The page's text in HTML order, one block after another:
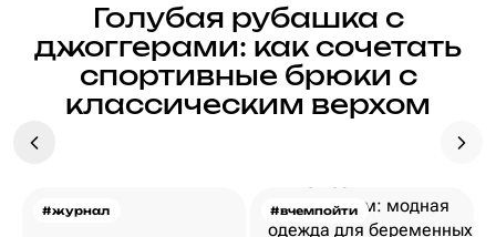
Голубая рубашка с
джоггерами: как сочетать
спортивные брюки с
классическим верхом
#журнал #вчемпойти